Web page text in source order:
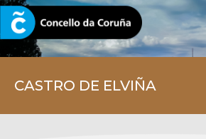
CASTRO DE ELVIÑA
CORUNA.GAL